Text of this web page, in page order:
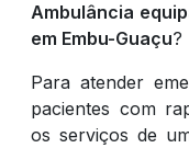
Ambulância
em Embu-Guaçu?
Para atender
pacientes com
os serviços de